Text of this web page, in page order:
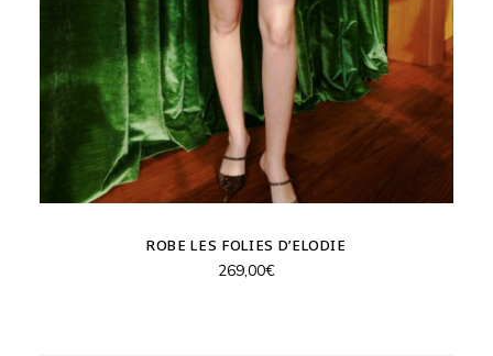
ROBE LES FOLIES D’ELODIE
269,00€